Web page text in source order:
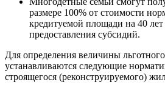
размере 100% от стоимости
кредитуемой площади на 40
предоставления субсидий.
Для определения величины
устанавливаются следующие
строящегося (реконструируемого)